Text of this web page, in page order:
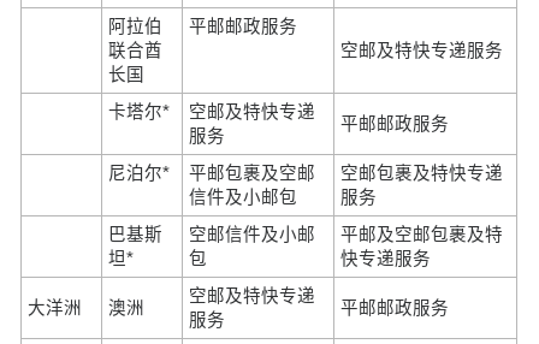
阿拉伯
联合酋
长国
平邮邮政服务
空邮及特快专递服务
卡塔尔*
空邮及特快专递
服务
平邮邮政服务
尼泊尔*
平邮包裹及空邮
信件及小邮包
空邮包裹及特快专递
服务
巴基斯
坦*
空邮信件及小邮
包
平邮及空邮包裹及特
快专递服务
大洋洲 澳洲
空邮及特快专递
服务
平邮邮政服务